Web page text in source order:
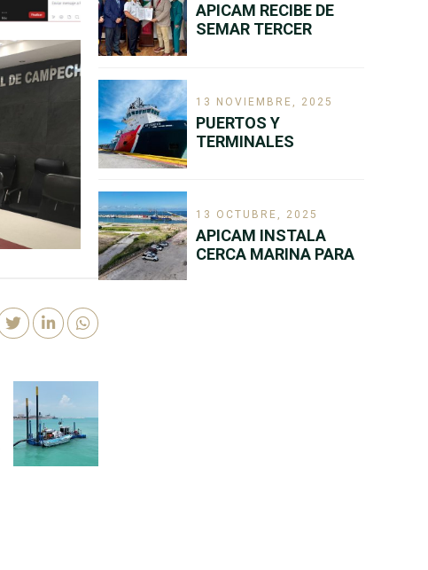
APICAM RECIBE DE
SEMAR TERCER
13 NOVIEMBRE, 2025
PUERTOS Y
TERMINALES
TRIMESTRE DEL AÑO
13 OCTUBRE, 2025
APICAM INSTALA
CERCA MARINA PARA